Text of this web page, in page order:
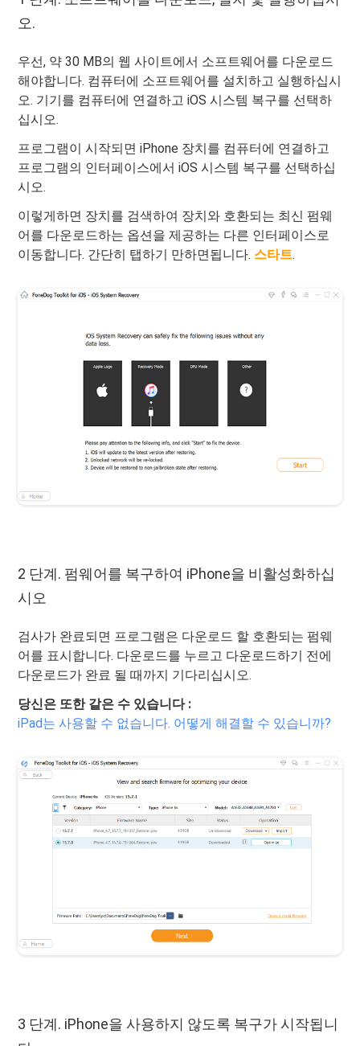
오.
우선, 약 30 MB의 웹 사이트에서 소프트웨어를 다운로드
해야합니다. 컴퓨터에 소프트웨어를 설치하고 실행하십시
오. 기기를 컴퓨터에 연결하고 iOS 시스템 복구를 선택하
십시오.
프로그램이 시작되면 iPhone 장치를 컴퓨터에 연결하고
프로그램의 인터페이스에서 iOS 시스템 복구를 선택하십
시오.
이렇게하면 장치를 검색하여 장치와 호환되는 최신 펌웨
어를 다운로드하는 옵션을 제공하는 다른 인터페이스로
이동합니다. 간단히 탭하기 만하면됩니다. 스타트.
2 단계. 펌웨어를 복구하여 iPhone을 비활성화하십
시오
검사가 완료되면 프로그램은 다운로드 할 호환되는 펌웨
어를 표시합니다. 다운로드를 누르고 다운로드하기 전에
다운로드가 완료 될 때까지 기다리십시오.
당신은 또한 같은 수 있습니다 :
iPad는 사용할 수 없습니다. 어떻게 해결할 수 있습니까?
3 단계. iPhone을 사용하지 않도록 복구가 시작됩니